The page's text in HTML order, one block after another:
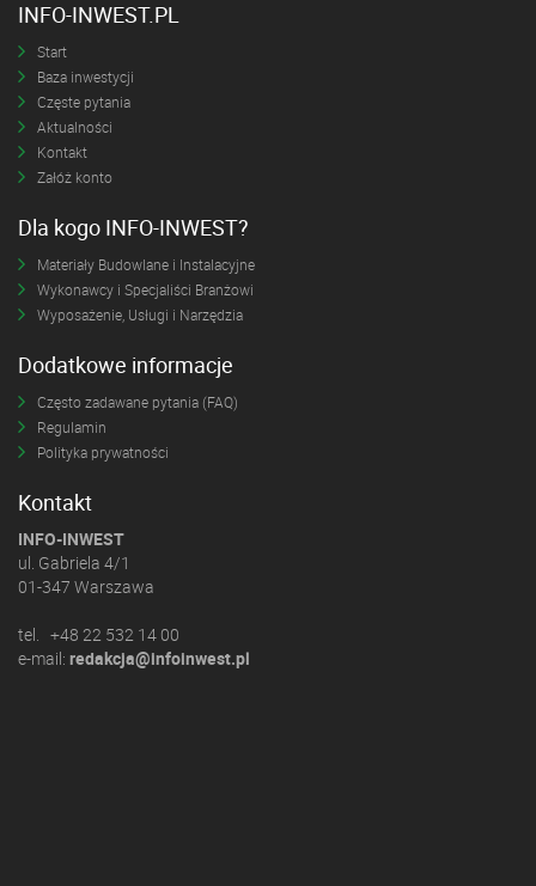
INFO-INWEST.PL
Start
Baza inwestycji
Częste pytania
Aktualności
Kontakt
Załóż konto
Dla kogo INFO-INWEST?
Materiały Budowlane i Instalacyjne
Wykonawcy i Specjaliści Branżowi
Wyposażenie, Usługi i Narzędzia
Dodatkowe informacje
Często zadawane pytania (FAQ)
Regulamin
Polityka prywatności
Kontakt
INFO-INWEST
ul. Gabriela 4/1
01-347 Warszawa
tel. +48 22 532 14 00
e-mail: redakcja@infoinwest.pl